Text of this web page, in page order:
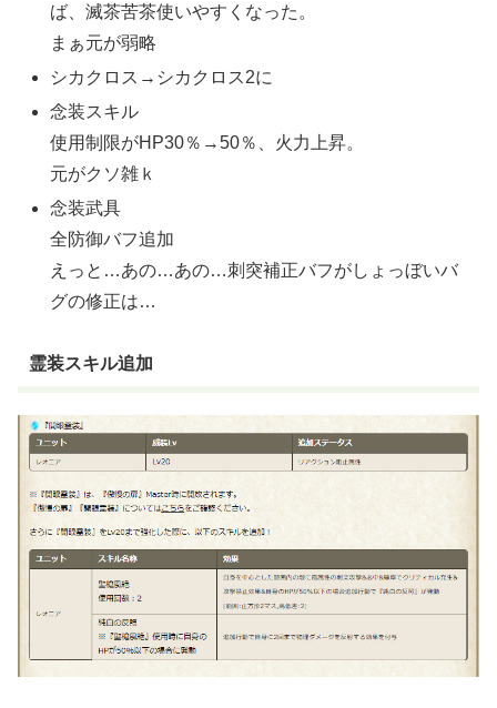
ば、滅茶苦茶使いやすくなった。
まぁ元が弱略
シカクロス→シカクロス2に
念装スキル
使用制限がHP30％→50％、火力上昇。
元がクソ雑ｋ
念装武具
全防御バフ追加
えっと…あの…あの…刺突補正バフがしょっぼいバ
グの修正は…
霊装スキル追加